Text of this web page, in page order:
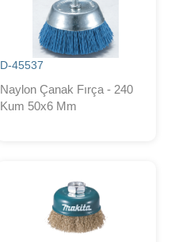
D-45537
Naylon Çanak Fırça - 240
Kum 50x6 Mm